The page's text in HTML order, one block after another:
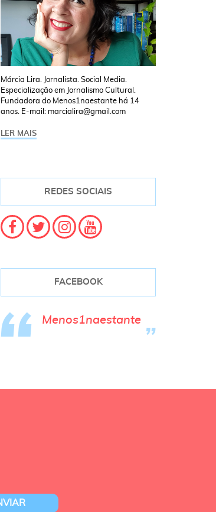
Márcia Lira. Jornalista. Social Media.
Especialização em Jornalismo Cultural.
Fundadora do Menos1naestante há 14
anos. E-mail: marcialira@gmail.com
LER MAIS
REDES SOCIAIS
FACEBOOK
Menos1naestante